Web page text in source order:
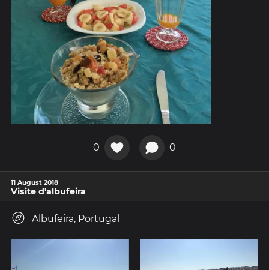
0 0
11 August 2018
Visite d'albufeira
Albufeira, Portugal